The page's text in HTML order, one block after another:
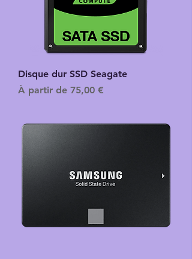
Disque dur SSD Seagate
À partir de 75,00 €
Prix promotionnel